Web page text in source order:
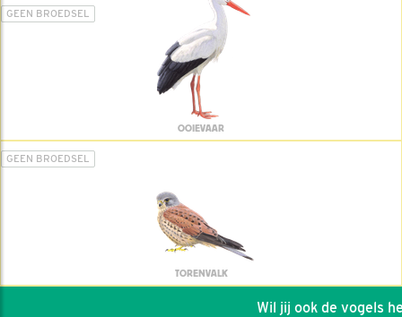
GEEN BROEDSEL
OOIEVAAR
GEEN BROEDSEL
TORENVALK
Wil jij ook de vogels